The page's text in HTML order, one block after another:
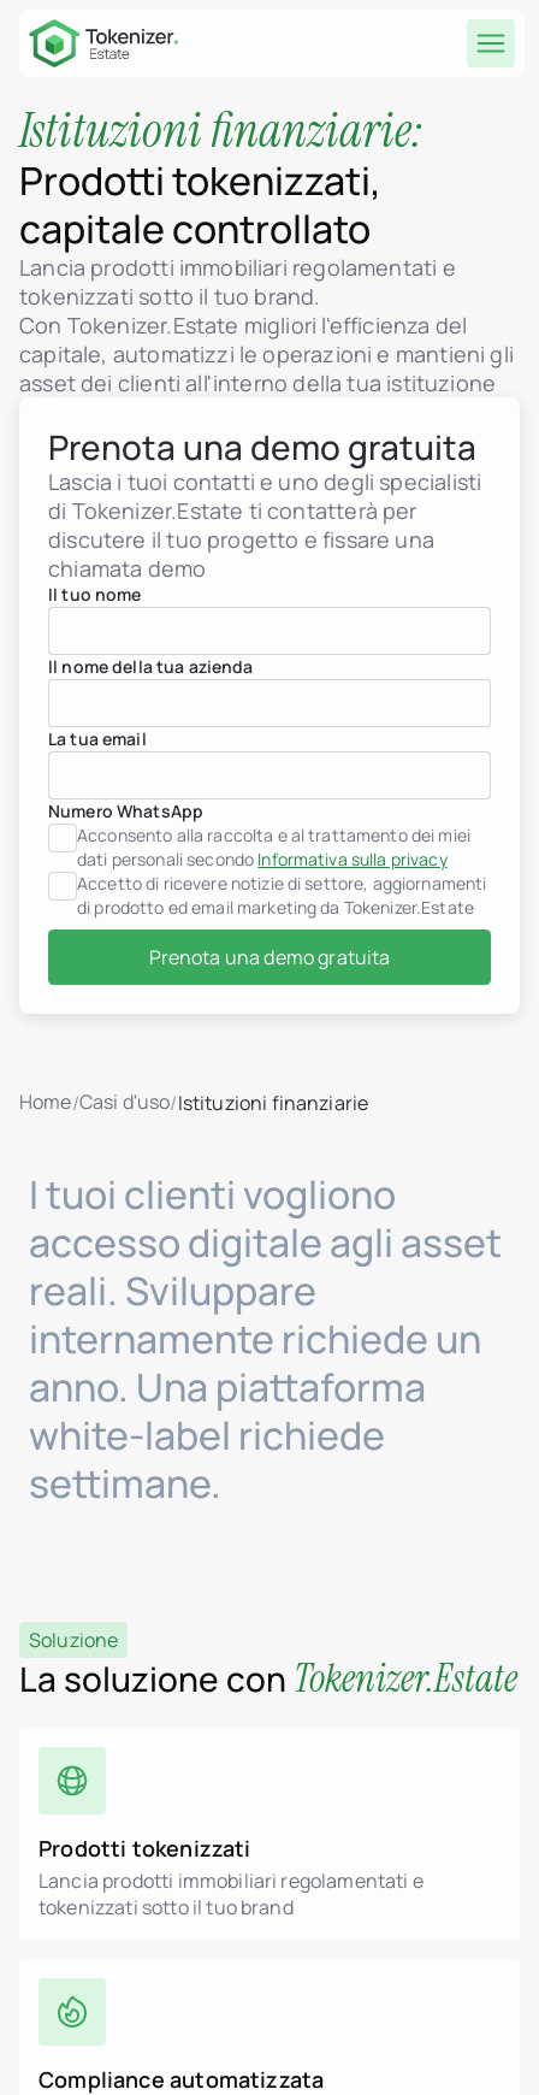
Istituzioni finanziarie:
Prodotti tokenizzati,
capitale controllato
Lancia prodotti immobiliari regolamentati e
tokenizzati sotto il tuo brand.
Con Tokenizer.Estate migliori l'efficienza del
capitale, automatizzi le operazioni e mantieni gli
asset dei clienti all'interno della tua istituzione
Prenota una demo gratuita
Lascia i tuoi contatti e uno degli specialisti
di Tokenizer.Estate ti contatterà per
discutere il tuo progetto e fissare una
chiamata demo
Il tuo nome
Il nome della tua azienda
La tua email
Numero WhatsApp
Acconsento alla raccolta e al trattamento dei miei
dati personali secondo Informativa sulla privacy
Accetto di ricevere notizie di settore, aggiornamenti
di prodotto ed email marketing da Tokenizer.Estate
Prenota una demo gratuita
Home/Casi d'uso/Istituzioni finanziarie
I tuoi clienti vogliono
accesso digitale agli asset
reali. Sviluppare
internamente richiede un
anno. Una piattaforma
white-label richiede
settimane.
Soluzione
La soluzione con Tokenizer.Estate
Prodotti tokenizzati
Lancia prodotti immobiliari regolamentati e
tokenizzati sotto il tuo brand
Compliance automatizzata